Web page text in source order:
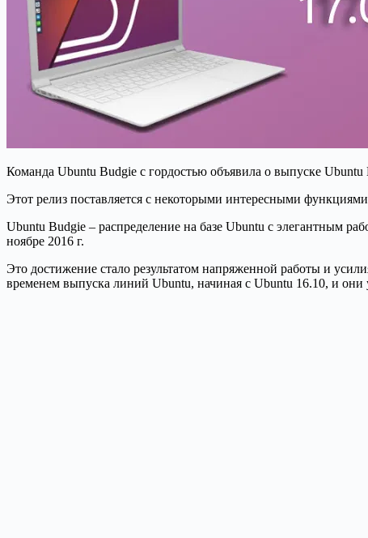
Команда Ubuntu Budgie с гордостью объявила о выпуске
Этот релиз поставляется с некоторыми интересными
Ubuntu Budgie – распределение на базе Ubuntu с элегантным
ноябре 2016 г.
Это достижение стало результатом напряженной работы и
временем выпуска линий Ubuntu, начиная с Ubuntu 16.10, и